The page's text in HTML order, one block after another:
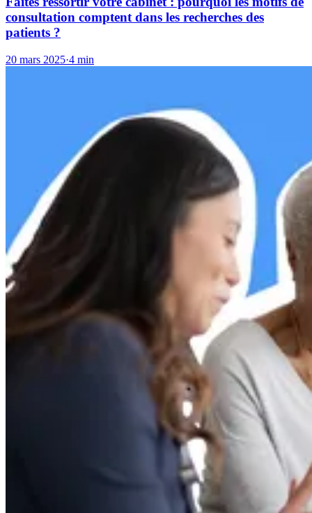
consultation comptent dans les recherches des
patients ?
20 mars 2025·4 min